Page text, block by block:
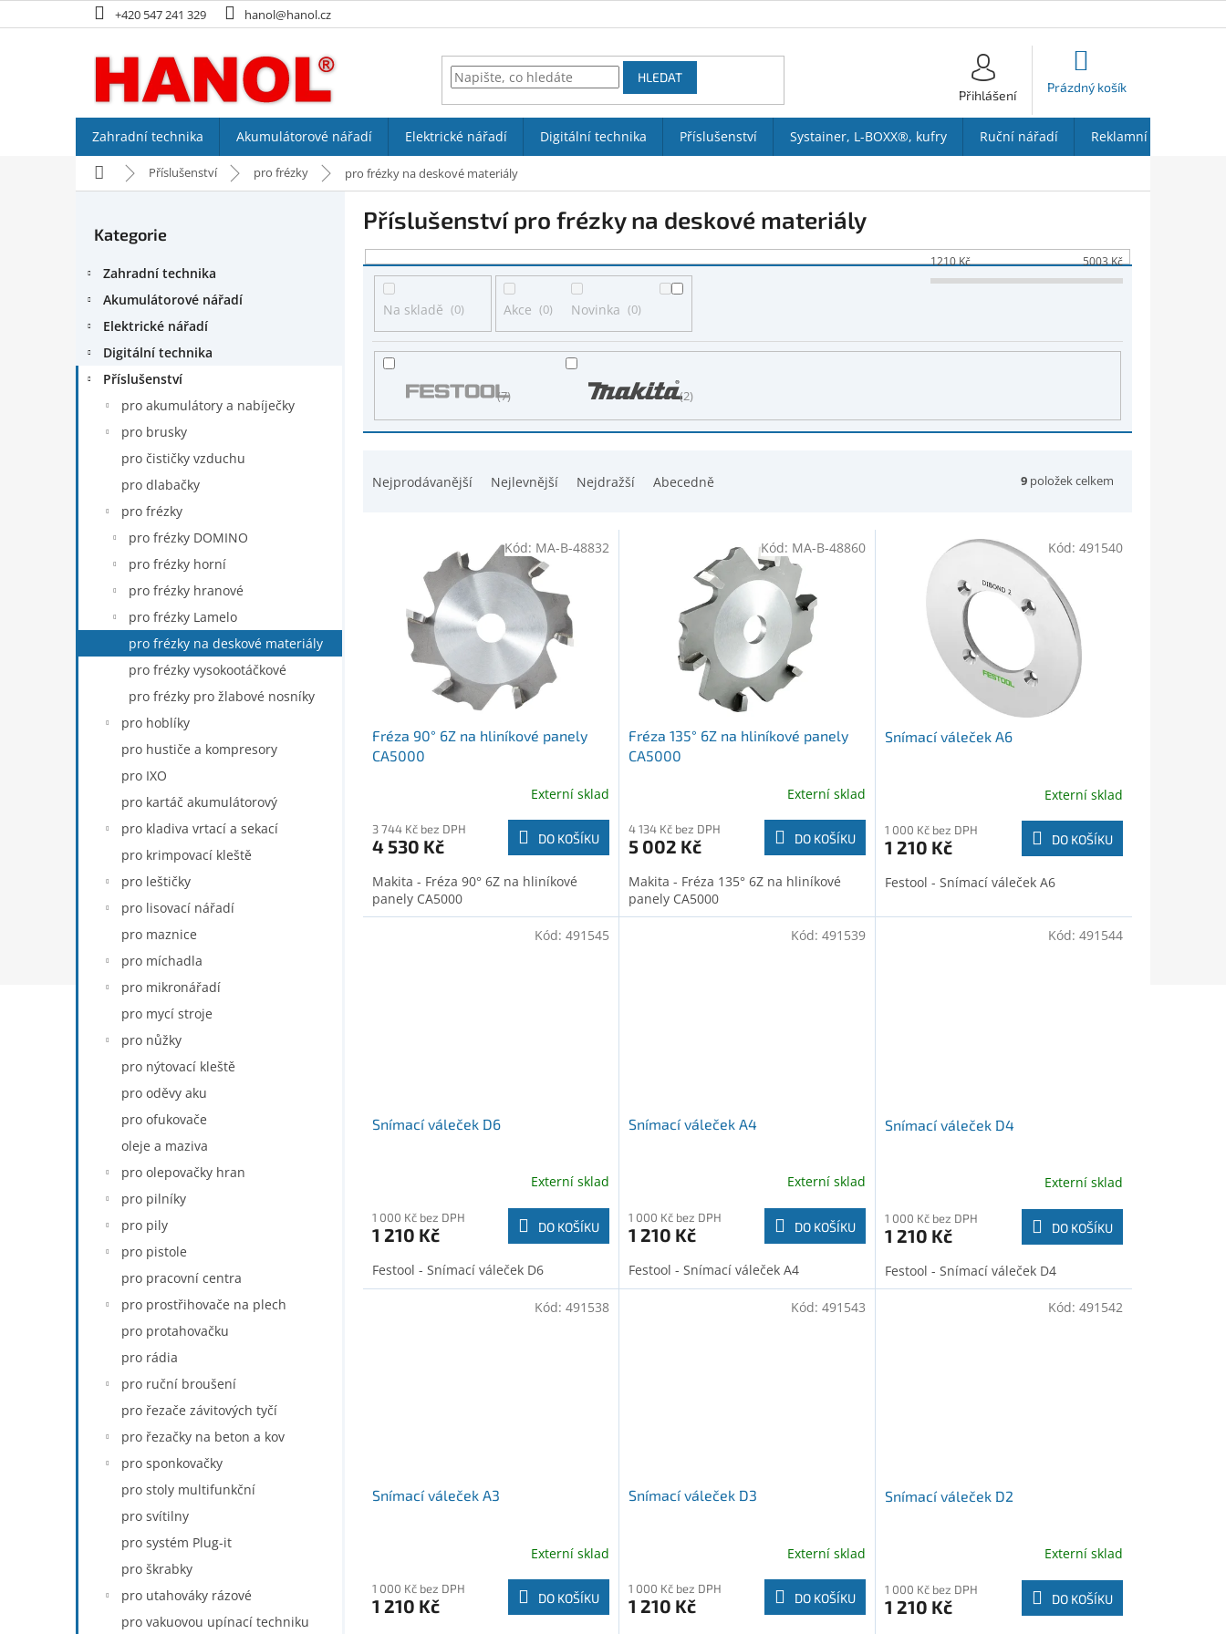
na
+420 547 241 329 hanol@hanol.cz
HLEDAT
Přihlášení
Prázdný košík
Zahradní technika Akumulátorové nářadí Elektrické nářadí Digitální technika Příslušenství Systainer, L-BOXX®, kufry Ruční nářadí Reklamní předměty
Domů Příslušenství pro frézky pro frézky na deskové materiály
í
Přeskočit
Kategorie
Zahradní technika
Akumulátorové nářadí
Elektrické nářadí
Digitální technika
Příslušenství
pro akumulátory a nabíječky
pro brusky
pro čističky vzduchu
pro dlabačky
pro frézky
pro frézky DOMINO
pro frézky horní
pro frézky hranové
pro frézky Lamelo
pro frézky na deskové materiály
pro frézky vysokootáčkové
pro frézky pro žlabové nosníky
pro hoblíky
pro hustiče a kompresory
pro IXO
pro kartáč akumulátorový
pro kladiva vrtací a sekací
pro krimpovací kleště
pro leštičky
pro lisovací nářadí
pro maznice
pro míchadla
pro mikronářadí
pro mycí stroje
pro nůžky
pro nýtovací kleště
pro oděvy aku
pro ofukovače
oleje a maziva
pro olepovačky hran
pro pilníky
pro pily
pro pistole
pro pracovní centra
pro prostřihovače na plech
pro protahovačku
pro rádia
pro ruční broušení
pro řezače závitových tyčí
pro řezačky na beton a kov
pro sponkovačky
pro stoly multifunkční
pro svítilny
pro systém Plug-it
pro škrabky
pro utahováky rázové
pro vakuovou upínací techniku
Příslušenství pro frézky na deskové materiály
Nejprodávanější Nejlevnější Nejdražší Abecedně 9 položek celkem
1210Kč 5003Kč
Na skladě 0 Akce 0 Novinka 0
7 2
V
u
Fréza 90° 6Z na hliníkové panely
CA5000
Externí sklad
3 744 Kč bez DPH
4 530 Kč DO KOŠÍKU
Makita - Fréza 90° 6Z na hliníkové
panely CA5000
Kód: MA-B-48832
Fréza 135° 6Z na hliníkové panely
CA5000
Externí sklad
4 134 Kč bez DPH
5 002 Kč DO KOŠÍKU
Makita - Fréza 135° 6Z na hliníkové
panely CA5000
Kód: MA-B-48860
Snímací váleček A6
Externí sklad
1 000 Kč bez DPH
1 210 Kč DO KOŠÍKU
Festool - Snímací váleček A6
Kód: 491540
Snímací váleček D6
Externí sklad
1 000 Kč bez DPH
1 210 Kč DO KOŠÍKU
Festool - Snímací váleček D6
Kód: 491545
Snímací váleček A4
Externí sklad
1 000 Kč bez DPH
1 210 Kč DO KOŠÍKU
Festool - Snímací váleček A4
Kód: 491539
Snímací váleček D4
Externí sklad
1 000 Kč bez DPH
1 210 Kč DO KOŠÍKU
Festool - Snímací váleček D4
Kód: 491544
Snímací váleček A3
Externí sklad
1 000 Kč bez DPH
1 210 Kč DO KOŠÍKU
Kód: 491538
Snímací váleček D3
Externí sklad
1 000 Kč bez DPH
1 210 Kč DO KOŠÍKU
Kód: 491543
Snímací váleček D2
Externí sklad
1 000 Kč bez DPH
1 210 Kč DO KOŠÍKU
Kód: 491542